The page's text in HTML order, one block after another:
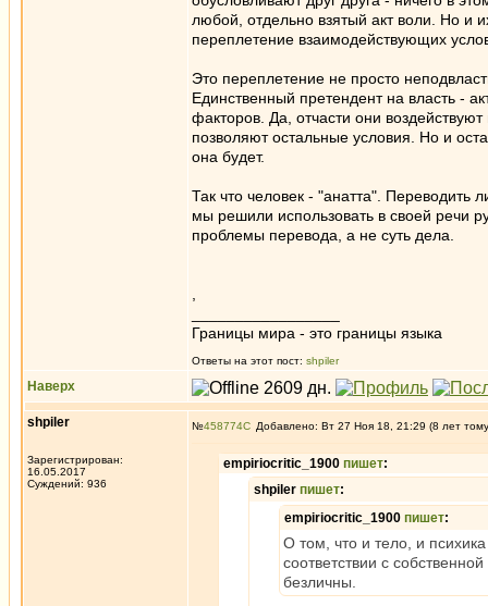
любой, отдельно взятый акт воли. Но и
переплетение взаимодействующих
Это переплетение не просто
Единственный претендент на власть -
факторов. Да, отчасти они
позволяют остальные условия. Но и
она будет.
Так что человек - "анатта". Переводить
мы решили использовать в своей речи
проблемы перевода, а не суть дела.
Границы мира - это границы языка
Ответы на этот пост: shpiler
Наверх
shpiler
Зарегистрирован:
16.05.2017
Суждений: 936
№458774 Добавлено: Вт 27 Ноя 18, 21:29 (8 лет
empiriocritic_1900 пишет:
shpiler пишет:
empiriocritic_1900 пишет:
О том, что и тело, и
соответствии с
безличны.